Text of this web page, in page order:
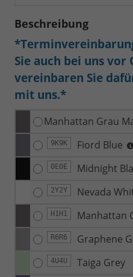
Beschreibung
Sie auch bei uns
vereinbaren Sie
mit uns.*
Manhattan Grau
9K9K Fiord Blue
0E0E Midnight
2Y2Y Nevada
H1H1 Manhattan
R6R6 Graphene
4U4U Taiga Grey